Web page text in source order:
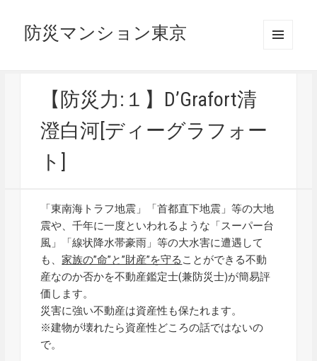
防災マンション東京
【防災力:１】D’Grafort清
澄白河[ディーグラフォー
ト]
「東南海トラフ地震」「首都直下地震」等の大地
震や、千年に一度といわれるような「スーパー台
風」「線状降水帯豪雨」等の大水害に遭遇して
も、家族の”命”と”財産”を守る ことができる不動
産なのか否かを不動産鑑定士(兼防災士)が簡易評
価します。
災害に強い不動産は資産性も保たれます。
※建物が壊れたら資産性どころの話ではないの
で。